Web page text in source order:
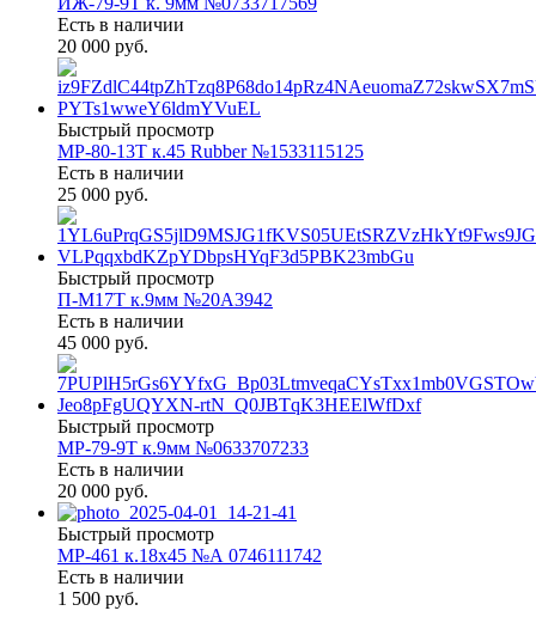
Есть в наличии
20 000 руб.
Быстрый просмотр
МР-80-13Т к.45 Rubber №1533115125
Есть в наличии
25 000 руб.
Быстрый просмотр
П-М17Т к.9мм №20А3942
Есть в наличии
45 000 руб.
Быстрый просмотр
МР-79-9Т к.9мм №0633707233
Есть в наличии
20 000 руб.
Быстрый просмотр
МР-461 к.18х45 №А 0746111742
Есть в наличии
1 500 руб.